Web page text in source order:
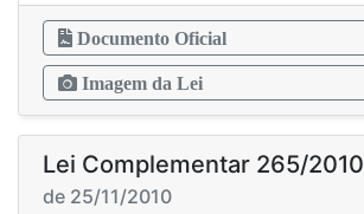
Documento Oficial
Imagem da Lei
Lei Complementar 265/2010
de 25/11/2010